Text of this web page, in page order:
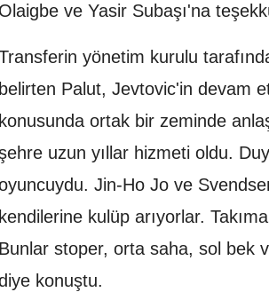
Olaigbe ve Yasir Subaşı'na
yönetim kurulu
belirten Palut, Jevtovic'in devam
konusunda ortak bir zeminde
uzun yıllar hizmeti oldu.
Jin-Ho Jo ve
kendilerine kulüp arıyorlar.
Bunlar stoper, orta saha, sol bek
konuştu.